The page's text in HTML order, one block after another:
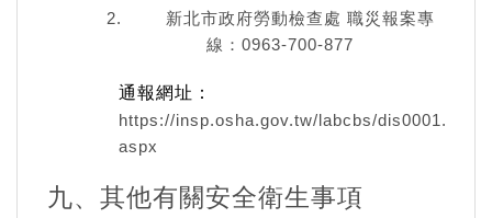
新北市政府勞動檢查處 職災報案專
線：0963-700-877
通報網址：
https://insp.osha.gov.tw/labcbs/dis0001.
aspx
九、其他有關安全衛生事項